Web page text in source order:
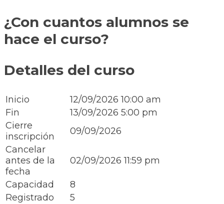
¿Con cuantos alumnos se
hace el curso?
Detalles del curso
Inicio
12/09/2026 10:00 am
Fin
13/09/2026 5:00 pm
Cierre
inscripción
09/09/2026
Cancelar
antes de la
fecha
02/09/2026 11:59 pm
Capacidad
8
Registrado
5